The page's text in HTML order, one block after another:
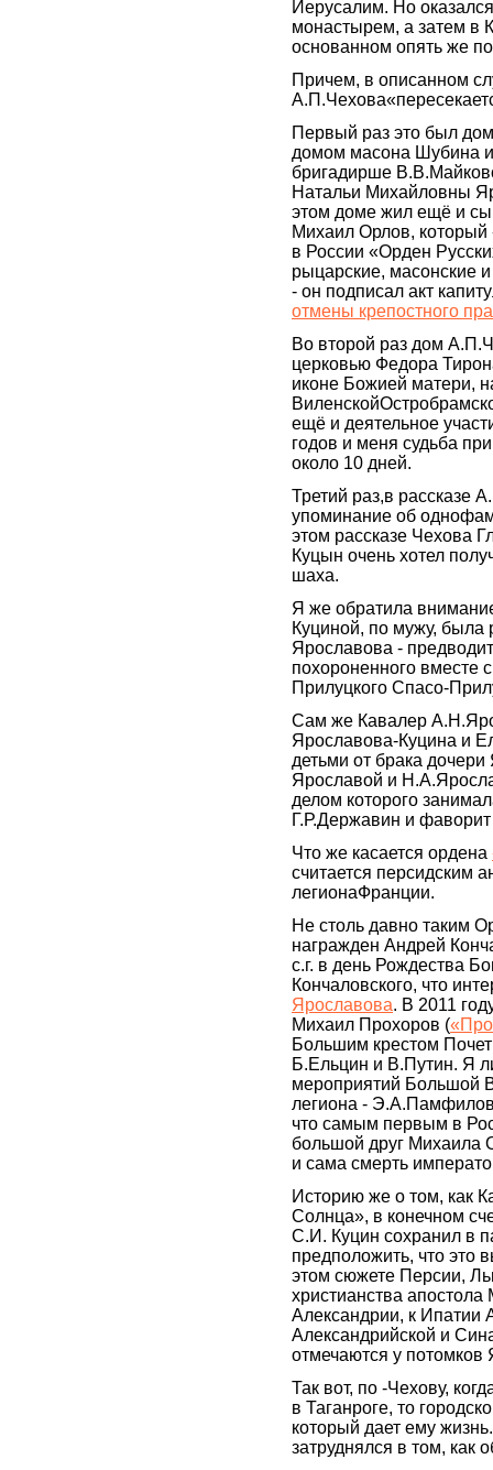
Иерусалим. Но
монастырем, а затем в
основанном опять же
Причем, в описанном
Первый раз это был
домом масона Шубина
бригадирше
Натальи Михайловны
этом доме жил ещё и
Михаил Орлов,
в России «Орден
рыцарские, масонские
- он подписал акт
отмены крепостного
Во второй раз дом
церковью Федора
иконе Божией матери,
ещё и деятельное
годов и меня судьба
около 10 дней.
Третий раз,в рассказе
упоминание об
этом рассказе Чехова
Куцын очень хотел
шаха.
Я же обратила
Куциной, по мужу, была
Ярославова -
похороненного вместе
Прилуцкого Спасо-
Сам же Кавалер
Ярославова-Куцина и
детьми от брака
Ярославой и
делом которого
Г.Р.Державин и
Что же касается ордена
считается персидским
легионаФранции.
Не столь давно таким
награжден Андрей
с.г. в день Рождества
Кончаловского, что
Ярославова. В 2011
Михаил Прохоров (
Большим крестом
Б.Ельцин и В.Путин. Я
мероприятий Большой
легиона -
что самым первым в
большой друг Михаила
и сама смерть
Историю же о том, как
Солнца», в конечном
С.И. Куцин сохранил в
предположить, что
этом сюжете Персии,
христианства
Александрии, к Ипатии
Александрийской и
отмечаются у
Так вот, по -Чехову,
в Таганроге, то
который дает ему
затруднялся в том, как